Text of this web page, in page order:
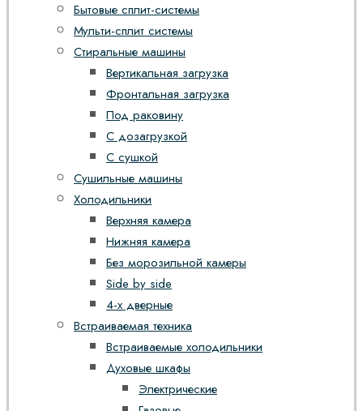
Бытовые сплит-системы
Мульти-сплит системы
Стиральные машины
Вертикальная загрузка
Фронтальная загрузка
Под раковину
С дозагрузкой
С сушкой
Сушильные машины
Холодильники
Верхняя камера
Нижняя камера
Без морозильной камеры
Side by side
4-х дверные
Встраиваемая техника
Встраиваемые холодильники
Духовые шкафы
Электрические